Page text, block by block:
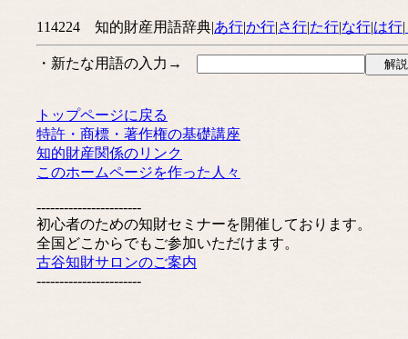
114224 知的財産用語辞典|あ行|か行|さ行|た行|な行|は行|
・新たな用語の入力→
トップページに戻る
特許・商標・著作権の基礎講座
知的財産関係のリンク
このホームページを作った人々
-----------------------
初心者のための知財セミナーを開催しております。
全国どこからでもご参加いただけます。
古谷知財サロンのご案内
-----------------------